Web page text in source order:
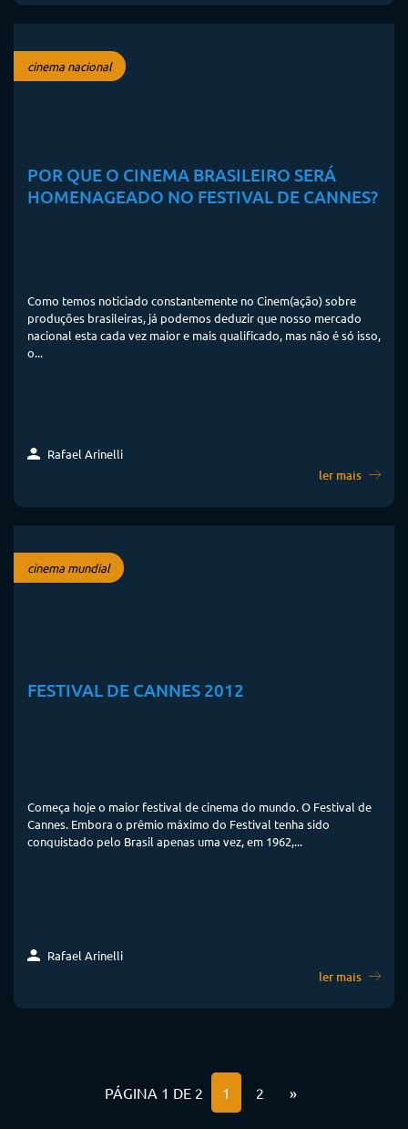
cinema nacional
POR QUE O CINEMA BRASILEIRO SERÁ
HOMENAGEADO NO FESTIVAL DE CANNES?
Como temos noticiado constantemente no Cinem(ação) sobre
produções brasileiras, já podemos deduzir que nosso mercado
nacional esta cada vez maior e mais qualificado, mas não é só isso,
o...
Rafael Arinelli
ler mais
cinema mundial
FESTIVAL DE CANNES 2012
Começa hoje o maior festival de cinema do mundo. O Festival de
Cannes. Embora o prêmio máximo do Festival tenha sido
conquistado pelo Brasil apenas uma vez, em 1962,...
Rafael Arinelli
ler mais
PÁGINA 1 DE 2 1 2 »